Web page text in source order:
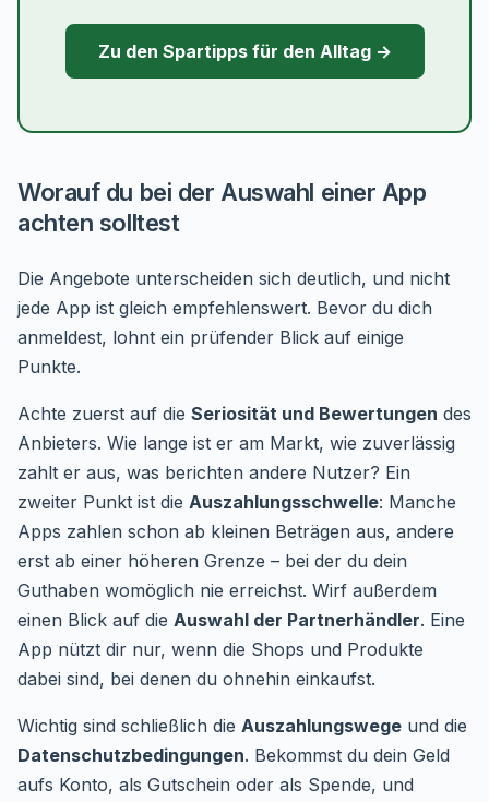
Zu den Spartipps für den Alltag →
Worauf du bei der Auswahl einer App
achten solltest
Die Angebote unterscheiden sich deutlich, und nicht
jede App ist gleich empfehlenswert. Bevor du dich
anmeldest, lohnt ein prüfender Blick auf einige
Punkte.
Achte zuerst auf die Seriosität und Bewertungen des
Anbieters. Wie lange ist er am Markt, wie zuverlässig
zahlt er aus, was berichten andere Nutzer? Ein
zweiter Punkt ist die Auszahlungsschwelle: Manche
Apps zahlen schon ab kleinen Beträgen aus, andere
erst ab einer höheren Grenze – bei der du dein
Guthaben womöglich nie erreichst. Wirf außerdem
einen Blick auf die Auswahl der Partnerhändler. Eine
App nützt dir nur, wenn die Shops und Produkte
dabei sind, bei denen du ohnehin einkaufst.
Wichtig sind schließlich die Auszahlungswege und die
Datenschutzbedingungen. Bekommst du dein Geld
aufs Konto, als Gutschein oder als Spende, und